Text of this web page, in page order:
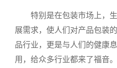
特别是在包装市场上，生
展需求，使人们对产品包装
品行业，更是与人们的健康
用，给众多行业都来了福音